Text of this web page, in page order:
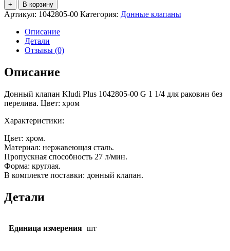
Донный
клапан
Kludi
Plus
Хром
(1042805-
00)
+ В корзину
Артикул: 1042805-00 Категория: Донные клапаны
Описание
Детали
Отзывы (0)
Описание
Донный клапан Kludi Plus 1042805-00 G 1 1/4 для раковин без
перелива. Цвет: хром
Характеристики:
Цвет: хром.
Материал: нержавеющая сталь.
Пропускная способность 27 л/мин.
Форма: круглая.
В комплекте поставки: донный клапан.
Детали
Единица измерения шт